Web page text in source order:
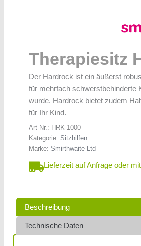
Therapiesitz
Der Hardrock ist ein äußerst
für mehrfach schwerstbehinderte
wurde. Hardrock bietet ­zudem
für Ihr Kind.
Art-Nr.: HRK-1000
Kategorie: Sitzhilfen
Marke: Smirthwaite Ltd
Lieferzeit auf Anfrage oder
Beschreibung
Technische Daten